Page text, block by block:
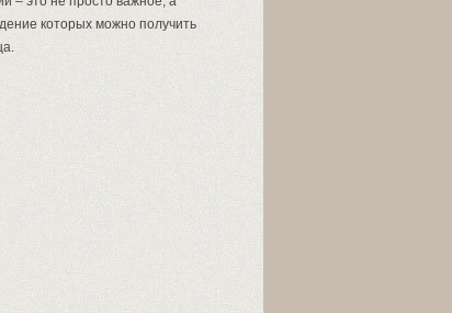
которых можно получить